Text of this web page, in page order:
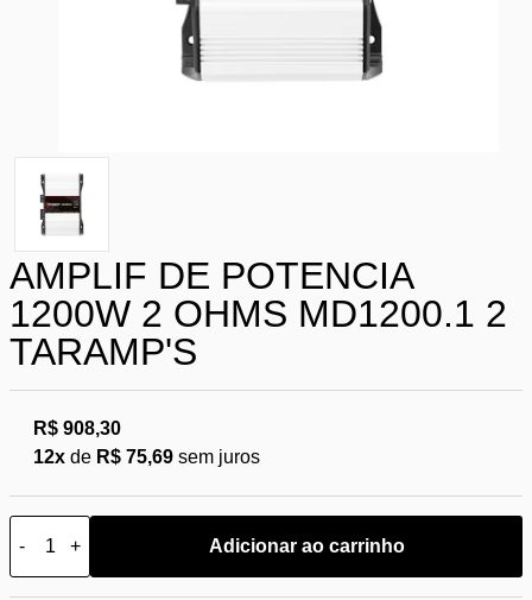
AMPLIF DE POTENCIA
1200W 2 OHMS MD1200.1 2
TARAMP'S
R$ 908,30
12x de R$ 75,69 sem juros
- + Adicionar ao carrinho